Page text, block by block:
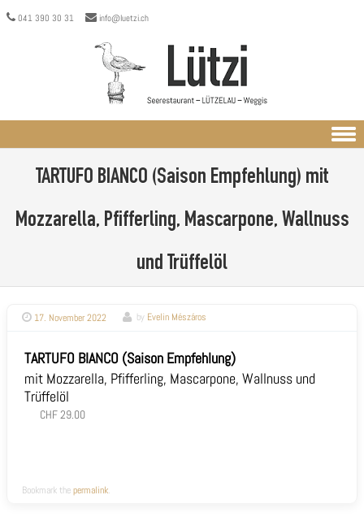
041 390 30 31 info@luetzi.ch
TARTUFO BIANCO (Saison Empfehlung) mit
Mozzarella, Pfifferling, Mascarpone, Wallnuss
und Trüffelöl
17. November 2022 by Evelin Mészáros
TARTUFO BIANCO (Saison Empfehlung)
mit Mozzarella, Pfifferling, Mascarpone, Wallnuss und
Trüffelöl
CHF 29.00
Bookmark thepermalink.